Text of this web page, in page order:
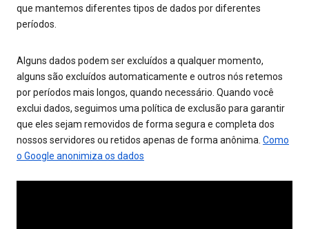
que mantemos diferentes tipos de dados por diferentes
períodos.
Alguns dados podem ser excluídos a qualquer momento,
alguns são excluídos automaticamente e outros nós retemos
por períodos mais longos, quando necessário. Quando você
exclui dados, seguimos uma política de exclusão para garantir
que eles sejam removidos de forma segura e completa dos
nossos servidores ou retidos apenas de forma anônima. Como
o Google anonimiza os dados